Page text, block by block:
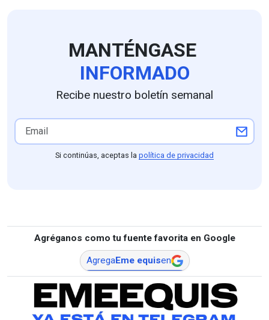
MANTÉNGASE
INFORMADO
Recibe nuestro boletín semanal
Si continúas, aceptas la política de privacidad
Agréganos como tu fuente favorita en Google
AgregaEme equisen